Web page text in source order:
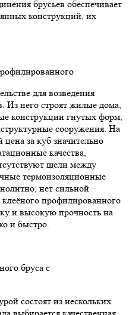
брусьев обеспечивает
конструкций, их
для возведения
Из него строят жилые дома,
конструкции гнутых форм,
сооружения. На
за куб значительно
качества,
щели между
термоизоляционные
нет сильной
профилированного
и высокую прочность на
и быстро.
бруса с
состоят из нескольких